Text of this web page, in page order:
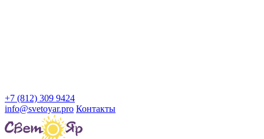
+7 (812) 309 9424
info@svetoyar.pro Контакты